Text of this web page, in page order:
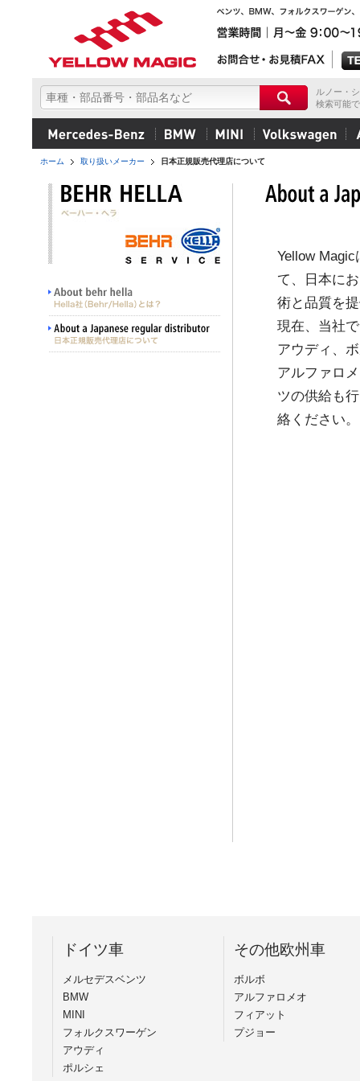
ルノー・
検索可能
ホーム 取り扱いメーカー 日本正規販売代理店について
Yellow
て、日本に
術と品質を
現在、当社
アウディ、
アルファロ
ツの供給も
絡ください。
ドイツ車
メルセデスベンツ
BMW
MINI
フォルクスワーゲン
アウディ
ポルシェ
その他欧州車
ボルボ
アルファロメオ
フィアット
プジョー